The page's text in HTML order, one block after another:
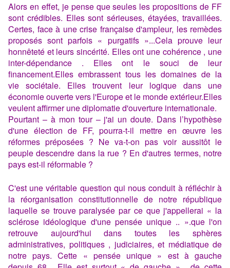
Alors en effet, je pense que seules les propositions de FF
sont crédibles. Elles sont sérieuses, étayées, travaillées.
Certes, face à une crise française d'ampleur, les remèdes
proposés sont parfois « purgatifs »...Cela prouve leur
honnêteté et leurs sincérité. Elles ont une cohérence , une
inter-dépendance . Elles ont le souci de leur
financement.Elles embrassent tous les domaines de la
vie sociétale. Elles trouvent leur logique dans une
économie ouverte vers l'Europe et le monde extérieur.Elles
veulent affirmer une diplomatie d'ouverture internationale.
Pourtant – à mon tour – j'ai un doute. Dans l’hypothèse
d'une élection de FF, pourra-t-il mettre en œuvre les
réformes préposées ? Ne va-t-on pas voir aussitôt le
peuple descendre dans la rue ? En d'autres termes, notre
pays est-il réformable ?
C'est une véritable question qui nous conduit à réfléchir à
la réorganisation constitutionnelle de notre république
laquelle se trouve paralysée par ce que j'appellerai « la
sclérose idéologique d'une pensée unique .. ».que l'on
retrouve aujourd'hui dans toutes les sphères
administratives, politiques , judiciaires, et médiatique de
notre pays. Cette « pensée unique » est à gauche